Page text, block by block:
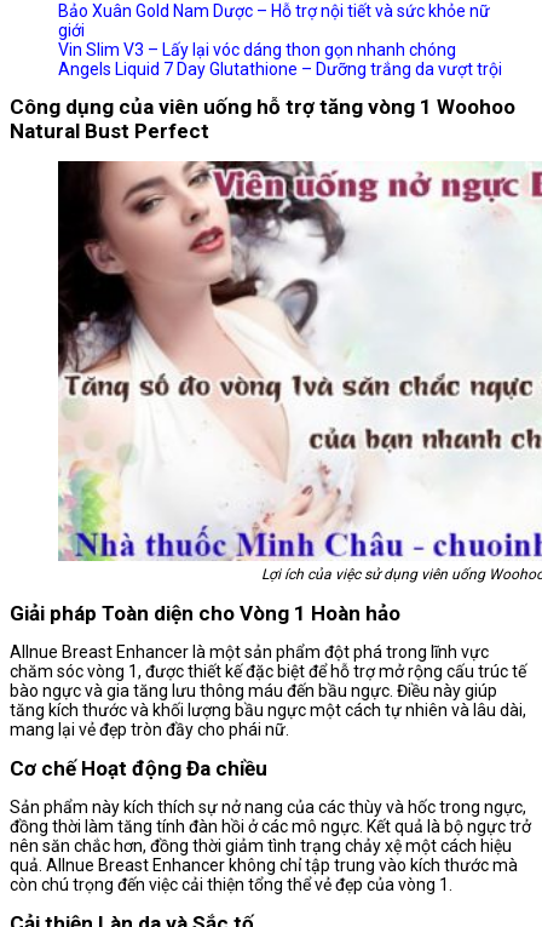
Bảo Xuân Gold Nam Dược – Hỗ trợ nội tiết và sức khỏe nữ
giới
Vin Slim V3 – Lấy lại vóc dáng thon gọn nhanh chóng
Angels Liquid 7 Day Glutathione – Dưỡng trắng da vượt trội
Công dụng của viên uống hỗ trợ tăng vòng 1 Woohoo
Natural Bust Perfect
Lợi ích của việc sử dụng viên uống
Giải pháp Toàn diện cho Vòng 1 Hoàn hảo
Allnue Breast Enhancer là một sản phẩm đột phá trong lĩnh vực
chăm sóc vòng 1, được thiết kế đặc biệt để hỗ trợ mở rộng cấu trúc tế
bào ngực và gia tăng lưu thông máu đến bầu ngực. Điều này giúp
tăng kích thước và khối lượng bầu ngực một cách tự nhiên và lâu dài,
mang lại vẻ đẹp tròn đầy cho phái nữ.
Cơ chế Hoạt động Đa chiều
Sản phẩm này kích thích sự nở nang của các thùy và hốc trong ngực,
đồng thời làm tăng tính đàn hồi ở các mô ngực. Kết quả là bộ ngực trở
nên săn chắc hơn, đồng thời giảm tình trạng chảy xệ một cách hiệu
quả. Allnue Breast Enhancer không chỉ tập trung vào kích thước mà
còn chú trọng đến việc cải thiện tổng thể vẻ đẹp của vòng 1.